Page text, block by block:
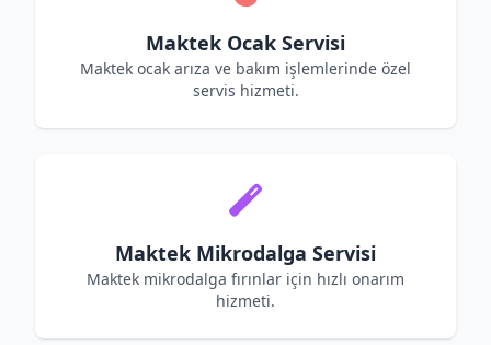
Maktek Ocak Servisi
Maktek ocak arıza ve bakım işlemlerinde özel
servis hizmeti.
Maktek Mikrodalga Servisi
Maktek mikrodalga fırınlar için hızlı onarım
hizmeti.